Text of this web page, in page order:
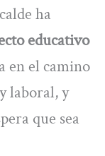
ha
educativo
en el camino
laboral, y
que sea